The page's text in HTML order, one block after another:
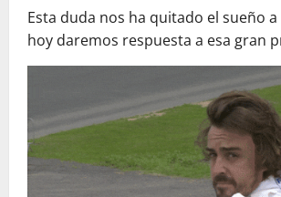
Esta duda nos ha quitado el sueño
hoy daremos respuesta a esa gran